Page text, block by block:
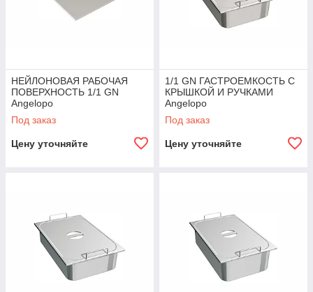
НЕЙЛОНОВАЯ РАБОЧАЯ
ПОВЕРХНОСТЬ 1/1 GN
Angelopo
Под заказ
Цену уточняйте
1/1 GN ГАСТРОЕМКОСТЬ С
КРЫШКОЙ И РУЧКАМИ
Angelopo
Под заказ
Цену уточняйте